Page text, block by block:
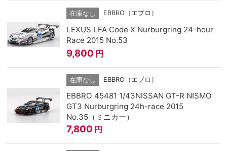
在庫なし EBBRO（エブロ）
LEXUS LFA Code X Nurburgring 24-hour
Race 2015 No.53
9,800 円
在庫なし EBBRO（エブロ）
EBBRO 45481 1/43NISSAN GT-R NISMO
GT3 Nurburgring 24h-race 2015
No.35（ミニカー）
7,800 円